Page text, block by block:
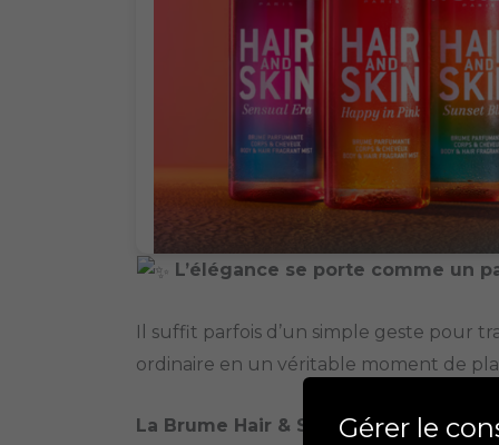
L’élégance se porte comme un
Il suffit parfois d’un simple geste pour
ordinaire en un véritable moment de
La Brume Hair & Skin Sensual Era
Gérer le